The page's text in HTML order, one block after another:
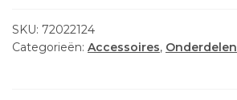
LENGTH
aantal
SKU: 72022124
Categorieën: Accessoires, Onderdelen